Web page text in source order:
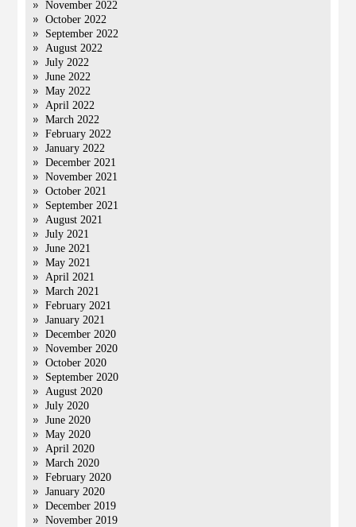
November 2022
October 2022
September 2022
August 2022
July 2022
June 2022
May 2022
April 2022
March 2022
February 2022
January 2022
December 2021
November 2021
October 2021
September 2021
August 2021
July 2021
June 2021
May 2021
April 2021
March 2021
February 2021
January 2021
December 2020
November 2020
October 2020
September 2020
August 2020
July 2020
June 2020
May 2020
April 2020
March 2020
February 2020
January 2020
December 2019
November 2019